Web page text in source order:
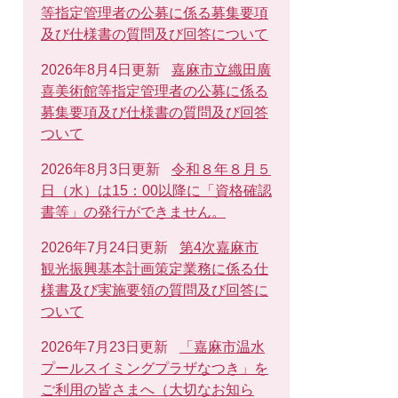
等指定管理者の公募に係る募集要項
及び仕様書の質問及び回答について
2026年8月4日更新
嘉麻市立織田廣
喜美術館等指定管理者の公募に係る
募集要項及び仕様書の質問及び回答
ついて
2026年8月3日更新
令和８年８月５
日（水）は15：00以降に「資格確認
書等」の発行ができません。
2026年7月24日更新
第4次嘉麻市
観光振興基本計画策定業務に係る仕
様書及び実施要領の質問及び回答に
ついて
2026年7月23日更新
「嘉麻市温水
プールスイミングプラザなつき」を
ご利用の皆さまへ（大切なお知ら